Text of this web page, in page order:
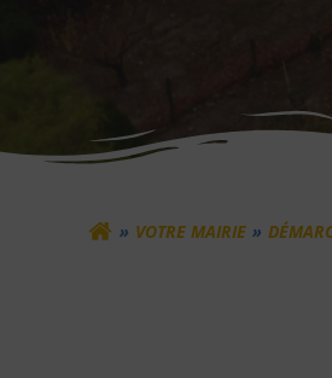
VOTRE MAIRIE